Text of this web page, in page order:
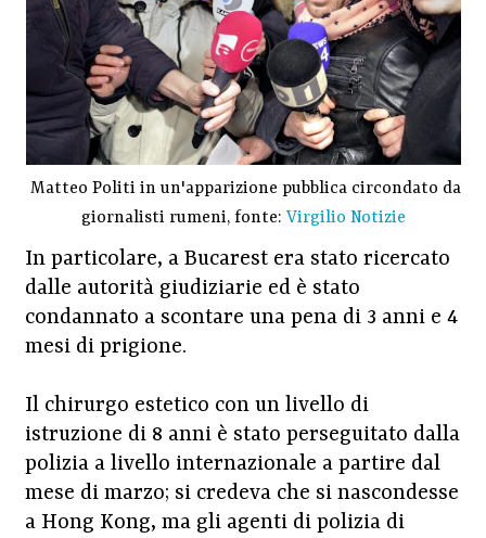
Matteo Politi in un'apparizione pubblica circondato da
giornalisti rumeni, fonte: Virgilio Notizie
In particolare, a Bucarest era stato ricercato
dalle autorità giudiziarie ed è stato
condannato a scontare una pena di 3 anni e 4
mesi di prigione.
Il chirurgo estetico con un livello di
istruzione di 8 anni è stato perseguitato dalla
polizia a livello internazionale a partire dal
mese di marzo; si credeva che si nascondesse
a Hong Kong, ma gli agenti di polizia di